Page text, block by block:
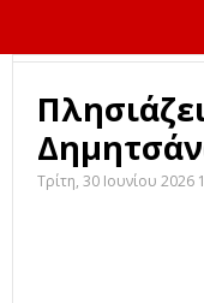
Τρίτη, 30 Ιουνίου 2026